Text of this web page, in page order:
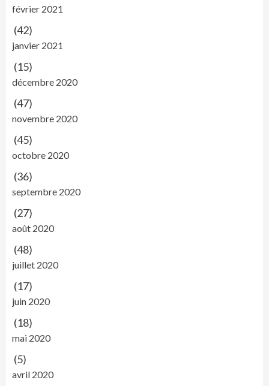
février 2021
(42)
janvier 2021
(15)
décembre 2020
(47)
novembre 2020
(45)
octobre 2020
(36)
septembre 2020
(27)
août 2020
(48)
juillet 2020
(17)
juin 2020
(18)
mai 2020
(5)
avril 2020